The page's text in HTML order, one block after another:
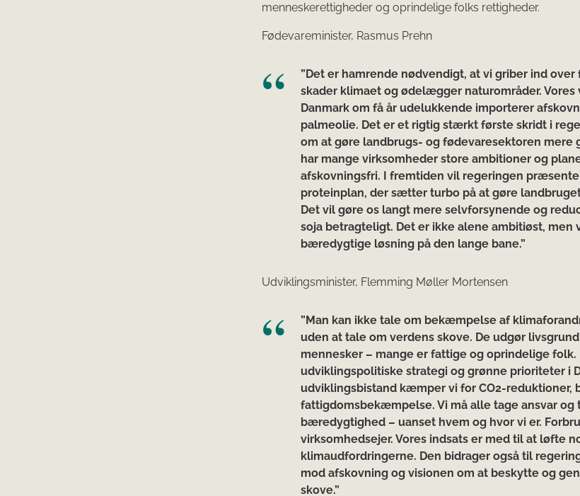
menneskerettigheder og oprindelige folks rettigheder.
Fødevareminister, Rasmus Prehn
”Det er hamrende nødvendigt, at vi griber ind
skader klimaet og ødelægger naturområder. Vores
Danmark om få år udelukkende importerer
palmeolie. Det er et rigtig stærkt første skridt i
om at gøre landbrugs- og fødevaresektoren mere
har mange virksomheder store ambitioner og
afskovningsfri. I fremtiden vil regeringen
proteinplan, der sætter turbo på at gøre
Det vil gøre os langt mere selvforsynende og
soja betragteligt. Det er ikke alene ambitiøst, men
bæredygtige løsning på den lange bane.”
Udviklingsminister, Flemming Møller Mortensen
”Man kan ikke tale om bekæmpelse af
uden at tale om verdens skove. De udgør
mennesker – mange er fattige og oprindelige folk.
udviklingspolitiske strategi og grønne prioriteter i
udviklingsbistand kæmper vi for CO2-reduktioner,
fattigdomsbekæmpelse. Vi må alle tage ansvar og
bæredygtighed – uanset hvem og hvor vi er.
virksomhedsejer. Vores indsats er med til at løfte
klimaudfordringerne. Den bidrager også til
mod afskovning og visionen om at beskytte og
skove.”